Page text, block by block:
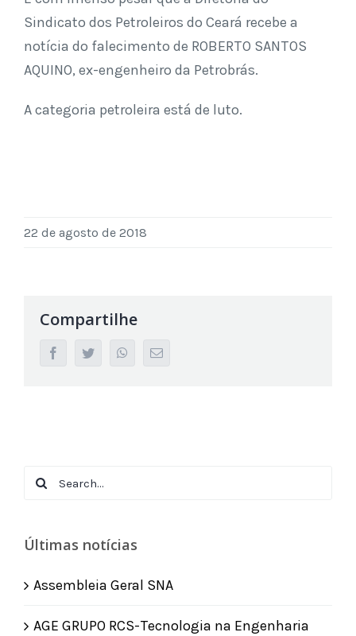
Sindicato dos Petroleiros do Ceará recebe a
notícia do falecimento de ROBERTO SANTOS
AQUINO, ex-engenheiro da Petrobrás.
A categoria petroleira está de luto.
22 de agosto de 2018
Compartilhe
facebooktwitter whatsappEmail
Search
Últimas notícias
Assembleia Geral SNA
AGE GRUPO RCS-Tecnologia na Engenharia